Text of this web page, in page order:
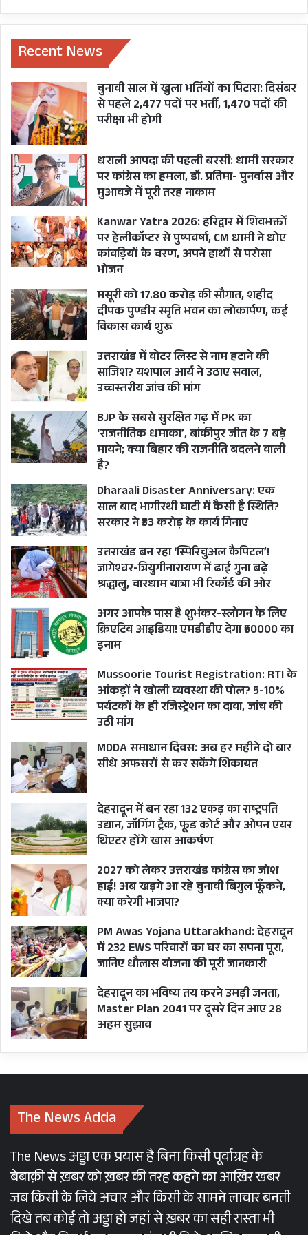
ही राखी बाँधने को शुभ मान रहे हैं।
वहीं एबीपी न्यूज ने भी ज्योतिषाचार्यों से बातचीत करने के
बाद 11 अगस्त को रक्षाबंधन के लिए प्रदोष काल का मुहूर्त
रात्रि 8:52 बजे से लेकर 9:14 बजे तक को ही सबसे उत्तम
समय बताया है।
आजतक ने ज्योतिषविदों के कथनानुसार दावा किया है कि
11 अगस्त को पूर्णिमा तिथि पर भद्रा का साया रहेगा। भद्रा
के साए ने लोगों को भ्रमित और भयभीत क दिया है जिसके
चलते ही 12 अगस्त को रक्षाबंधन मनाने की गलत जानकारी
फैल रही है। जबकि पाताल लोक में होने के कारण भद्रा की
साया मान्य नहीं होगा और इससे धरती पर शुभकार्य बाधित
नहीं होंगे। साथ ही 12 अगस्त को पूर्णिमा तिथि सुबह 7:06
बजे तक ही रहेगी। इसके बाद भाद्रपद मास के कृष्ण पक्ष
की प्रतिपदा तिथि लग जाएगी और ऐसा होने पर त्योहार की
महत्व और मुहूर्त दोनों खत्म हो जाएंगे। इसलिए 11 को ही
रक्षाबंधन का त्योहार मनाया जाएगा।
इस अनुसार 11 अगस्त को 12 बजे से 12:53 बजे तक
अभिजीत मुहूर्त रहेगा। दोपहर के 2:39 बजे से लेकर 3:32
बजे तक विजय मुहूर्त रहेगा। इसके बाद 6:55 बजे से 8:20
बजे तक अमृत काल लगेगा।
हिन्दुस्तान अखबार के अनुसार भृगु संहिता विशेषज्ञ पंडित
वेदमूर्ति शास्त्री कहते हैं कि रक्षाबंधन के लिये उदया तिथि
की पूर्णिमा अशुभ मानी जाएगी। 11 को पूर्णिमा तिथि की
शुरुआत सुबह 9:35 बजे से ही भद्रा आरंभ हो जाएगी। उस
दिन चंद्रमा मकर राशि में रहेगा। धार्मिक ग्रन्थों के अनुसार
चन्द्रमा यदि कन्या, तुला, धनु और मकर राशि में से किसी
एक में रहता है तो उस दिन पाताल में भद्रा होती है। पाताली
भद्रा तीन प्रहर के बाद धरती पर शुभफलदायी हो जाती है।
इस आधार पर प्रदोषकाल में शाम 5 से 6 बजे के बीच
रक्षाबंधन मनाया जा सकता है।
जबकि ऋषिकेश पंचांग के अनुसार भद्रा की समाप्ति 11
अगस्त को रात्रि 8:25 बजे होगी। विश्व पंचांग के अनुसार
भद्रा की शुरुआत सुबह 9:44 बजे होगी और समाप्ति रात्रि
8:34 बजे होगी।
जबकि प्राचीन ग्रन्थ ‘मुहूर्त चिन्तामणि’ को आधार मानकर
सामाजिक चिंतक और संघ से जुड़े प्रभाकर उनियाल ने 11
और 12 अगस्त में किस दिन रक्षाबंधन मनाया जाए के
कंफ्यूजन और बहस के मद्देनज़र 11 को रक्षाबंधन मनाने को
लेकर अपने तर्क रखे हैं, जो इस प्रकार हैं:-
इस बार (2022) के रक्षाबंधन के लिए मुहूर्त को लेकर कुछ
बहसें चल रही हैं। ये मुख्यतः भद्रा को लेकर हैं जो कुछ
परिस्थितियों में अशुभ मानी जाती है। प्राचीन ग्रंथ ‘मुहूर्त
चिंतामणि’ को विभिन्न अवसरों के लिए उपयुक्त मुहूर्तों पर
विद्वानों के मत का संकलन माना जाता है। ज्योतिषी एवं
प्रखर कर्मकांडी विद्वान पिता पंडित मनोहर लाल जी
उनियाल के संकलन से प्राप्त इस पुस्तक के संबंधित पृष्ठों
की प्रतियां यहां दी जा रही हैं। किन्तु पुस्तक में उल्लिखित
आवश्यक है।
1. ज्योतिषीय विधान
1) किसी भी चंद्र माह में पूर्णमासी के दिन जो नक्षत्र होता है,
माह का नाम उसी नक्षत्र पर होता है। श्रावण मास की
Recent News
चुनावी साल में खुला भर्तियों का पिटारा: दिसंबर
से पहले 2,477 पदों पर भर्ती, 1,470 पदों की
परीक्षा भी होगी
धराली आपदा की पहली बरसी: धामी सरकार
पर कांग्रेस का हमला, डॉ. प्रतिमा- पुनर्वास और
मुआवजे में पूरी तरह नाकाम
Kanwar Yatra 2026: हरिद्वार में शिवभक्तों
पर हेलीकॉप्टर से पुष्पवर्षा, CM धामी ने धोए
कांवड़ियों के चरण, अपने हाथों से परोसा
भोजन
मसूरी को 17.80 करोड़ की सौगात, शहीद
दीपक पुण्डीर स्मृति भवन का लोकार्पण, कई
विकास कार्य शुरू
उत्तराखंड में वोटर लिस्ट से नाम हटाने की
साजिश? यशपाल आर्य ने उठाए सवाल,
उच्चस्तरीय जांच की मांग
BJP के सबसे सुरक्षित गढ़ में PK का
‘राजनीतिक धमाका’, बांकीपुर जीत के 7 बड़े
मायने; क्या बिहार की राजनीति बदलने वाली
है?
Dharaali Disaster Anniversary: एक
साल बाद भागीरथी घाटी में कैसी है स्थिति?
सरकार ने ₹33 करोड़ के कार्य गिनाए
उत्तराखंड बन रहा ‘स्पिरिचुअल कैपिटल’!
जागेश्वर-त्रियुगीनारायण में ढाई गुना बढ़े
श्रद्धालु, चारधाम यात्रा भी रिकॉर्ड की ओर
अगर आपके पास है शुभंकर-स्लोगन के लिए
क्रिएटिव आइडिया! एमडीडीए देगा ₹50000 का
इनाम
Mussoorie Tourist Registration: RTI के
आंकड़ों ने खोली व्यवस्था की पोल? 5-10%
पर्यटकों के ही रजिस्ट्रेशन का दावा, जांच की
उठी मांग
MDDA समाधान दिवस: अब हर महीने दो बार
सीधे अफसरों से कर सकेंगे शिकायत
देहरादून में बन रहा 132 एकड़ का राष्ट्रपति
उद्यान, जॉगिंग ट्रैक, फूड कोर्ट और ओपन एयर
थिएटर होंगे खास आकर्षण
2027 को लेकर उत्तराखंड कांग्रेस का जोश
हाई! अब खड़गे आ रहे चुनावी बिगुल फूँकने,
क्या करेगी भाजपा?
PM Awas Yojana Uttarakhand: देहरादून
में 232 EWS परिवारों का घर का सपना पूरा,
जानिए धौलास योजना की पूरी जानकारी
देहरादून का भविष्य तय करने उमड़ी जनता,
Master Plan 2041 पर दूसरे दिन आए 28
अहम सुझाव
The News Adda
The News अड्डा एक प्रयास है बिना किसी पूर्वाग्रह के
बेबाक़ी से ख़बर को ख़बर की तरह कहने का आख़िर खबर
जब किसी के लिये अचार और किसी के सामने लाचार बनती
दिखे तब कोई तो अड्डा हो जहां से ख़बर का सही रास्ता भी